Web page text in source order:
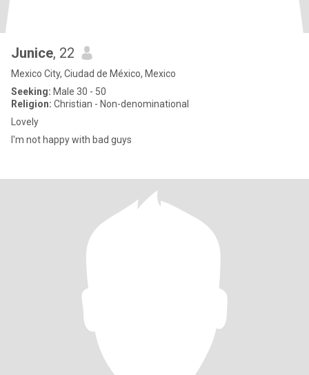
Junice, 22
Mexico City, Ciudad de México, Mexico
Seeking: Male 30 - 50
Religion: Christian - Non-denominational
Lovely
I'm not happy with bad guys